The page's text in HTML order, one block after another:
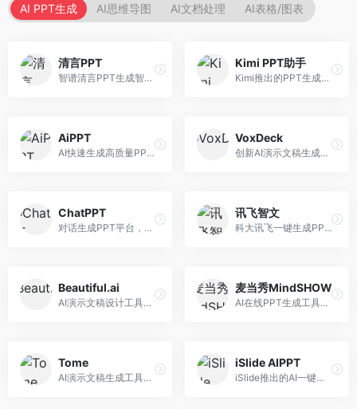
AI PPT生成 AI思维导图 AI文档处理 AI表格/图表
清言PPT
智谱清言PPT生成智能体，基于GLM大模型。面向智谱用户，支持对话生成PPT、内容优化等服务，与智谱生态深度整合。
Kimi PPT助手
Kimi推出的PPT生成智能体，整合长文本处理能力。面向职场人士和学生，支持文档解析、PPT生成、内容优化等服务，与Kimi生态深度整合。
AiPPT
AI快速生成高质量PPT平台，支持主题定制。面向职场人士和学生，提供一键生成、模板选择、内容优化等服务，PPT制作速度快，设计质量高。
VoxDeck
创新AI演示文稿生成工具，支持语音交互创作。面向职场人士，支持语音输入、PPT生成、内容优化等功能，语音创作体验便捷。
ChatPPT
对话生成PPT平台，支持自然语言交互创作。面向职场人士和教育工作者，通过对话方式完成PPT制作，交互体验友好，创作过程直观。
讯飞智文
科大讯飞一键生成PPT和Word工具，整合语音技术。面向职场人士，支持语音输入、文档生成、格式调整等功能，办公效率显著提升。
Beautiful.ai
AI演示文稿设计工具，专注于自动化设计排版。面向职场人士，提供智能排版、模板选择、设计优化等服务，设计美观度高。
麦当秀MindSHOW
AI在线PPT生成工具，支持思维导图转PPT。面向职场人士，提供思维导图导入、PPT生成、模板选择等服务，思维导图转PPT效率高。
Tome
AI演示文稿生成工具，专注于故事化演示创作。面向创业者和营销人员，提供故事叙述、视觉设计、内容生成等服务，演示文稿叙事性强。
iSlide AIPPT
iSlide推出的AI一键设计精美PPT工具。面向PPT设计用户，提供模板库、内容生成、设计优化等服务，与iSlide插件深度整合。